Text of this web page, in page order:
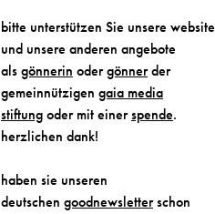
bitte unterstützen Sie unsere website
und unsere anderen angebote
als gönnerin odergönnerder
gemeinnützigen gaia media
stiftung oder mit einerspende.
herzlichen dank!
haben sie unseren
deutschen goodnewsletterschon